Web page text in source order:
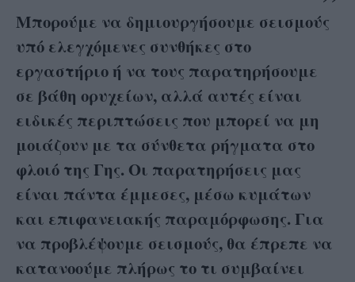
Μπορούμε να δημιουργήσουμε σεισμούς
υπό ελεγχόμενες συνθήκες στο
εργαστήριο ή να τους παρατηρήσουμε
σε βάθη ορυχείων, αλλά αυτές είναι
ειδικές περιπτώσεις που μπορεί να μη
μοιάζουν με τα σύνθετα ρήγματα στο
φλοιό της Γης. Οι παρατηρήσεις μας
είναι πάντα έμμεσες, μέσω κυμάτων
και επιφανειακής παραμόρφωσης. Για
να προβλέψουμε σεισμούς, θα έπρεπε να
κατανοούμε πλήρως το τι συμβαίνει